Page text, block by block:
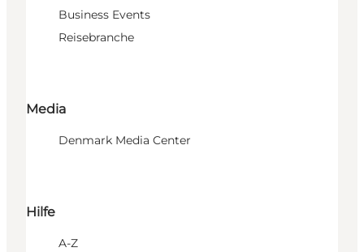
Business Events
Reisebranche
Media
Denmark Media Center
Hilfe
A-Z